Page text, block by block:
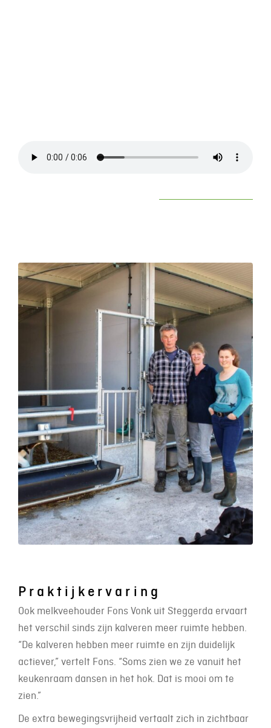
Praktijkervaring
Ook melkveehouder Fons Vonk uit Steggerda ervaart
het verschil sinds zijn kalveren meer ruimte hebben.
“De kalveren hebben meer ruimte en zijn duidelijk
actiever,” vertelt Fons. “Soms zien we ze vanuit het
keukenraam dansen in het hok. Dat is mooi om te
zien.”
De extra bewegingsvrijheid vertaalt zich in zichtbaar